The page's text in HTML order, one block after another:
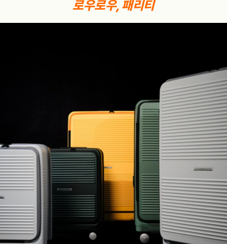
로우로우, 패리티